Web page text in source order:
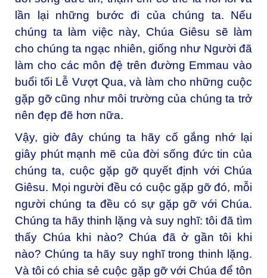
lần lại những bước đi của chúng ta. Nếu
chúng ta làm việc này, Chúa Giêsu sẽ làm
cho chúng ta ngạc nhiên, giống như Người đã
làm cho các môn đệ trên đường Emmau vào
buổi tối Lễ Vượt Qua, và làm cho những cuộc
gặp gỡ cũng như môi trường của chúng ta trở
nên đẹp đẽ hơn nữa.
Vậy, giờ đây chúng ta hãy cố gắng nhớ lại
giây phút mạnh mẽ của đời sống đức tin của
chúng ta, cuộc gặp gỡ quyết định với Chúa
Giêsu. Mọi người đều có cuộc gặp gỡ đó, mỗi
người chúng ta đều có sự gặp gỡ với Chúa.
Chúng ta hãy thinh lặng và suy nghĩ: tôi đã tìm
thấy Chúa khi nào? Chúa đã ở gần tôi khi
nào? Chúng ta hãy suy nghĩ trong thinh lặng.
Và tôi có chia sẻ cuộc gặp gỡ với Chúa để tôn